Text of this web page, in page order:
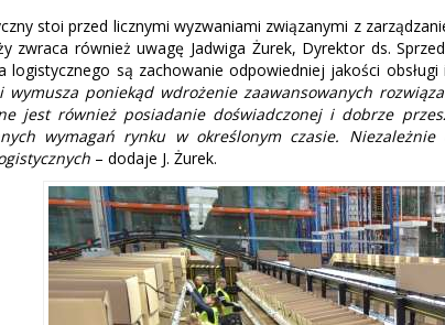
stoi przed licznymi wyzwaniami związanymi z
zwraca również uwagę Jadwiga Żurek, Dyrektor ds.
logistycznego są zachowanie odpowiedniej jakości
wymusza poniekąd wdrożenie zaawansowanych
jest również posiadanie doświadczonej i dobrze
wymagań rynku w określonym czasie.
– dodaje J. Żurek.